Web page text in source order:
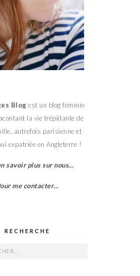
Blog est un blog féminin
la vie trépidante de
autrefois parisienne et
expatriée en Angleterre !
savoir plus sur nous…
me contacter…
RECHERCHE
: